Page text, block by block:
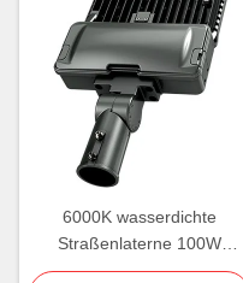
6000K wasserdichte
Straßenlaterne 100W
dimmbare kommerzielle